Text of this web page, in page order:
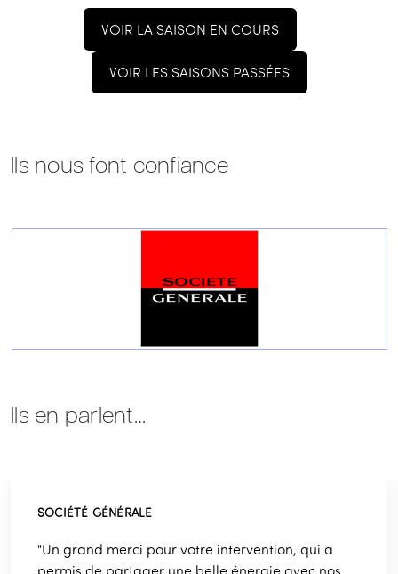
VOIR LA SAISON EN COURS
VOIR LES SAISONS PASSÉES
Ils nous font confiance
Ils en parlent…
SOCIÉTÉ GÉNÉRALE
"Un grand merci pour votre intervention, qui a
permis de partager une belle énergie avec nos